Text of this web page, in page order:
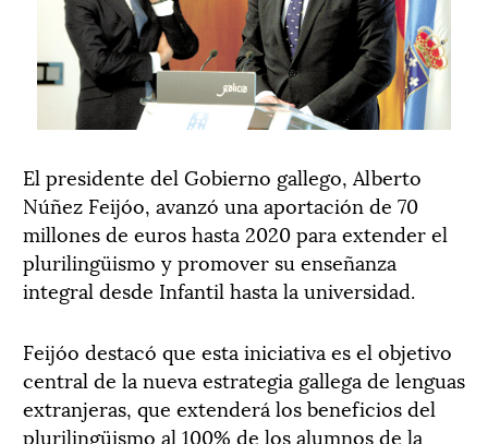
El presidente del Gobierno gallego, Alberto
Núñez Feijóo, avanzó una aportación de 70
millones de euros hasta 2020 para extender el
plurilingüismo y promover su enseñanza
integral desde Infantil hasta la universidad.
Feijóo destacó que esta iniciativa es el objetivo
central de la nueva estrategia gallega de lenguas
extranjeras, que extenderá los beneficios del
plurilingüismo al 100% de los alumnos de la